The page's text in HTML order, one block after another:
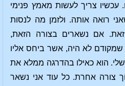
עכשיו צריך לעשות מאמץ פנימי
רואה אותה. ולזמן מה לנסות
אם נשארים בצורה הזאת,
לא היה, אשר ביחס אליו
שלי. הוא כאילו בהדרגה ממלא את
צורה אחרת. כל עוד אני נשאר